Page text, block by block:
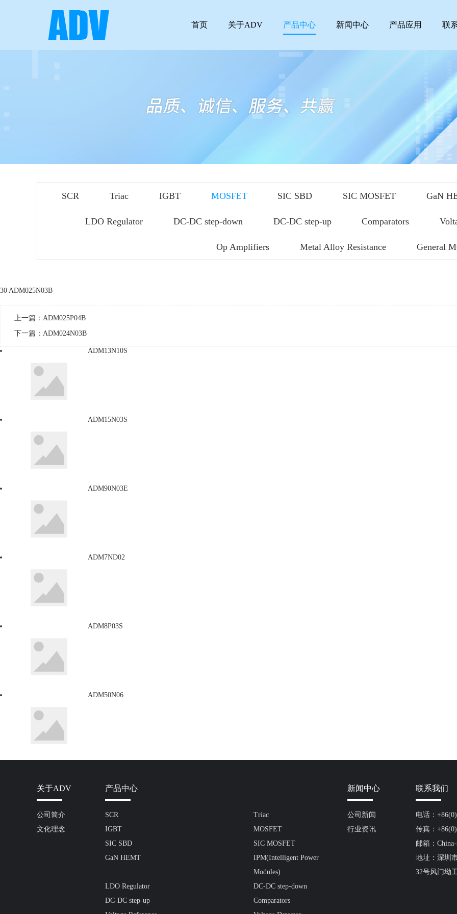
首页 关于ADV 产品中心 新闻中心 产品应用 联
SCR Triac IGBT MOSFET SIC SBD SIC MOSFET GaN
LDO Regulator DC-DC step-down DC-DC step-up Comparators
Op Amplifiers Metal Alloy Resistance General
30 ADM025N03B
上一篇： ADM025P04B
下一篇： ADM024N03B
ADM13N10S
ADM15N03S
ADM90N03E
ADM7ND02
ADM8P03S
ADM50N06
关于ADV
公司简介
文化理念
产品中心
SCR
Triac
IGBT
MOSFET
SIC SBD
SIC MOSFET
GaN HEMT
IPM(Intelligent Power
Modules)
LDO Regulator
DC-DC step-down
DC-DC step-up
Comparators
新闻中心
公司新闻
行业资讯
联系我们
电话：
传真：
邮箱：China-
地址：深圳
32号风门坳